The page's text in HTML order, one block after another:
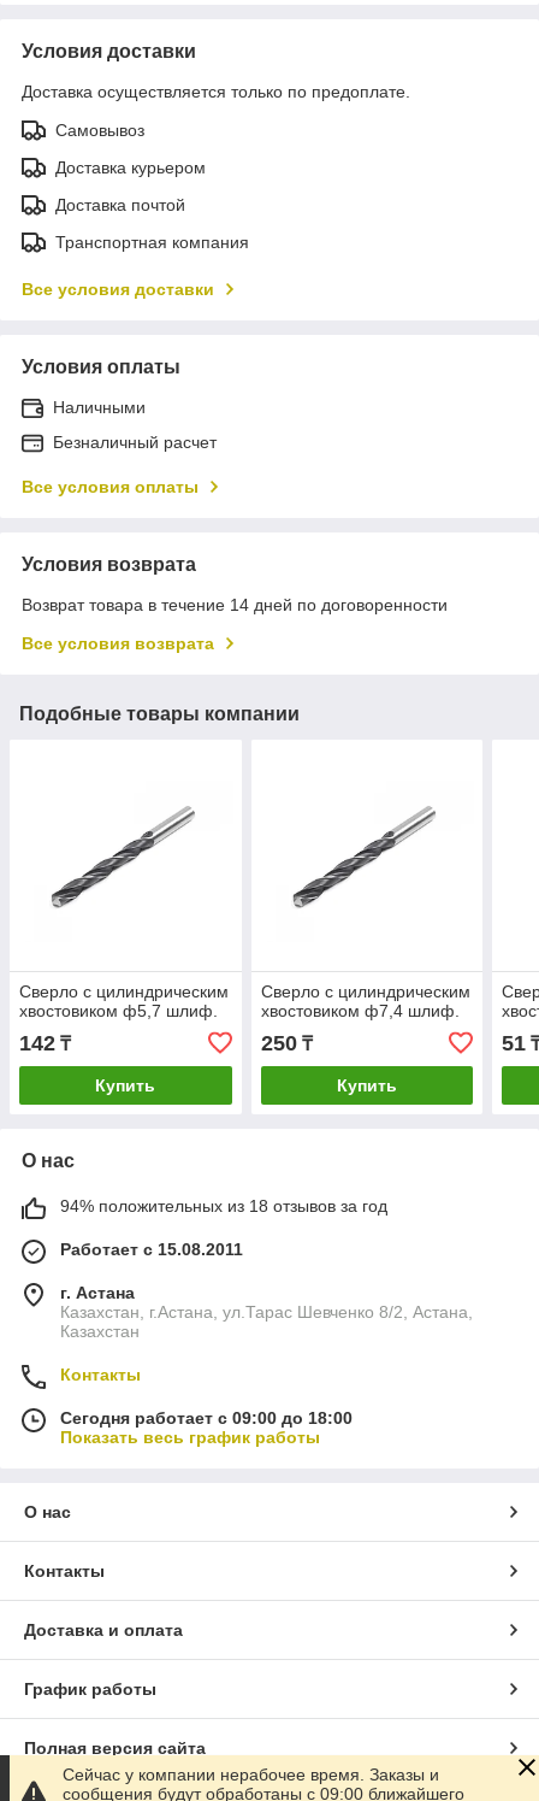
Условия доставки
Доставка осуществляется только по предоплате.
Самовывоз
Доставка курьером
Доставка почтой
Транспортная компания
Все условия доставки
Условия оплаты
Наличными
Безналичный расчет
Все условия оплаты
Условия возврата
Возврат товара в течение 14 дней по договоренности
Все условия возврата
Подобные товары компании
Сверло с цилиндрическим
хвостовиком ф5,7 шлиф.
142 ₸
Купить
Сверло с цилиндрическим
хвостовиком ф7,4 шлиф.
250₸
Купить
51
О нас
94% положительных из 18 отзывов за год
Работает с 15.08.2011
г. Астана
Казахстан, г.Астана, ул.Тарас Шевченко 8/2, Астана,
Казахстан
Контакты
Сегодня работает с 09:00 до 18:00
Показать весь график работы
О нас
Контакты
Доставка и оплата
График работы
Полная версия сайта
Сейчас у компании нерабочее время. Заказы и
сообщения будут обработаны с 09:00 ближайшего